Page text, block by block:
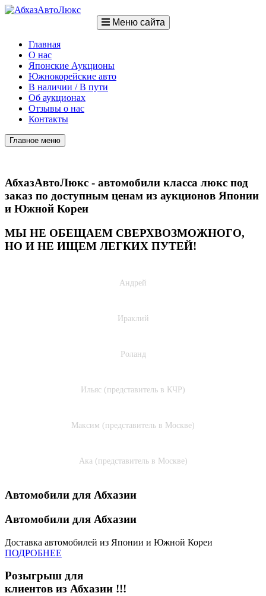
Меню сайта
Главная
О нас
Японские Аукционы
Южнокорейские авто
В наличии / В пути
Об аукционах
Отзывы о нас
Контакты
Главное меню
АбхазАвтоЛюкс - автомобили класса люкс под
заказ по доступным ценам из аукционов Японии
и Южной Кореи
МЫ НЕ ОБЕЩАЕМ СВЕРХВОЗМОЖНОГО,
НО И НЕ ИЩЕМ ЛЕГКИХ ПУТЕЙ!
Андрей
Ираклий
Роланд
Ильяс (представитель в КЧР)
Максим (представитель в Москве)
Ака (представитель в Москве)
Автомобили для Абхазии
Автомобили для Абхазии
Доставка автомобилей из Японии и Южной Кореи
ПОДРОБНЕЕ
Розыгрыш для
клиентов из Абхазии !!!